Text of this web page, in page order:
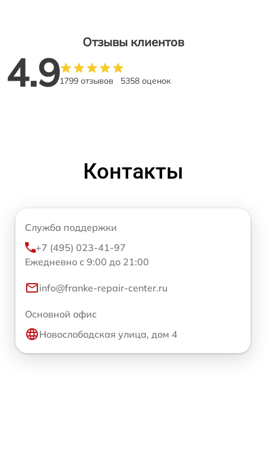
Отзывы клиентов
4.91799 отзывов 5358 оценок
Контакты
Служба поддержки
+7 (495) 023-41-97
Ежедневно с 9:00 до 21:00
info@franke-repair-center.ru
Основной офис
Новослободская улица, дом 4